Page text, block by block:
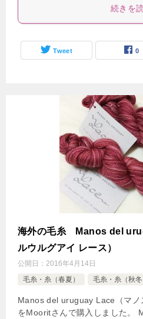
続きを
Tweet 0
海外の毛糸 Manos del
ルウルグアイ レース）
公開日： 2016年4月14日
毛糸・糸（春夏）
毛糸・糸（秋冬
Manos del uruguay Lace（マノ
をMooritさんで購入しました。